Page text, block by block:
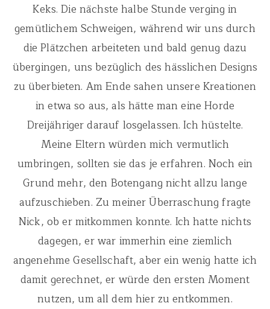
Keks. Die nächste halbe Stunde verging in
gemütlichem Schweigen, während wir uns durch
die Plätzchen arbeiteten und bald genug dazu
übergingen, uns bezüglich des hässlichen Designs
zu überbieten. Am Ende sahen unsere Kreationen
in etwa so aus, als hätte man eine Horde
Dreijähriger darauf losgelassen. Ich hüstelte.
Meine Eltern würden mich vermutlich
umbringen, sollten sie das je erfahren. Noch ein
Grund mehr, den Botengang nicht allzu lange
aufzuschieben. Zu meiner Überraschung fragte
Nick, ob er mitkommen konnte. Ich hatte nichts
dagegen, er war immerhin eine ziemlich
angenehme Gesellschaft, aber ein wenig hatte ich
damit gerechnet, er würde den ersten Moment
nutzen, um all dem hier zu entkommen.